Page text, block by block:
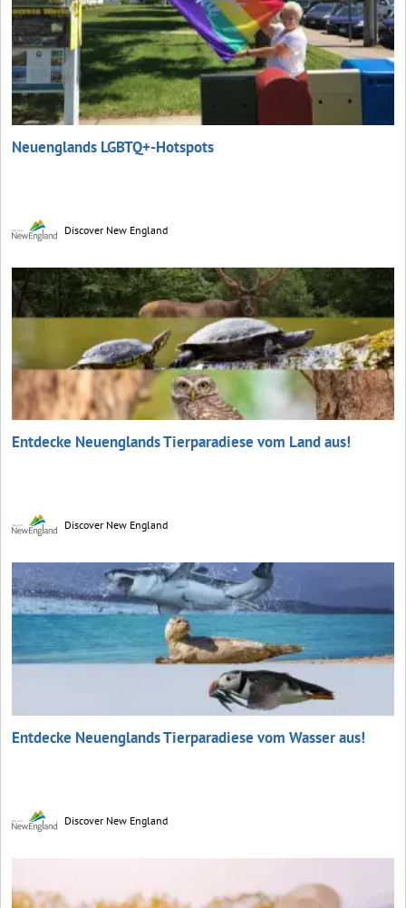
Neuenglands LGBTQ+-Hotspots
Discover New England
Entdecke Neuenglands Tierparadiese vom Land aus!
Discover New England
Entdecke Neuenglands Tierparadiese vom Wasser aus!
Discover New England